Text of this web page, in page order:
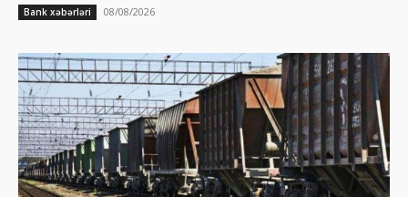
Bank xəbərləri 08/08/2026